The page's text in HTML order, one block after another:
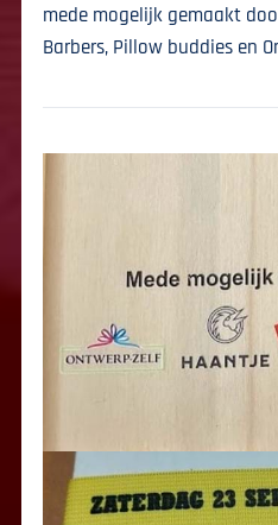
mede mogelijk gemaakt
Barbers, Pillow buddies en